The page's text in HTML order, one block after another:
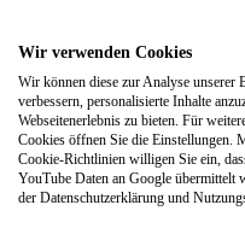
Leistungen
VLB
Wir verwenden Cookies
Wir können diese zur Analyse unserer
verbessern, personalisierte Inhalte
Webseitenerlebnis zu bieten. Für
Cookies öffnen Sie die Einstellungen.
Cookie-Richtlinien willigen Sie ein,
YouTube Daten an Google übermittelt
der Datenschutzerklärung und